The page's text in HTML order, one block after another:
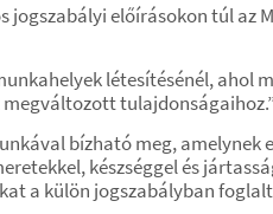
előírásokon túl
létesítésénél,
bízható meg, amelynek
készséggel és
a külön jogszabályban